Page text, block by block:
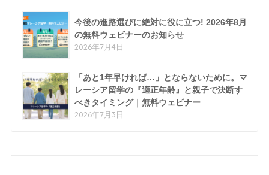
今後の進路選びに絶対に役に立つ! 2026年8月
の無料ウェビナーのお知らせ
2026年7月4日
「あと1年早ければ…」とならないために。マ
レーシア留学の『適正年齢』と親子で決断す
べきタイミング｜無料ウェビナー
2026年7月3日